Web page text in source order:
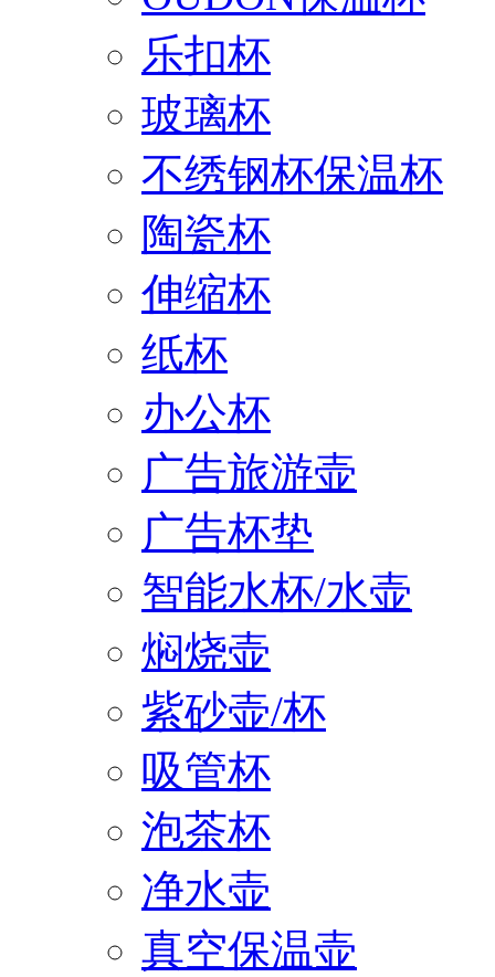
乐扣杯
玻璃杯
不绣钢杯保温杯
陶瓷杯
伸缩杯
纸杯
办公杯
广告旅游壶
广告杯垫
智能水杯/水壶
焖烧壶
紫砂壶/杯
吸管杯
泡茶杯
净水壶
真空保温壶